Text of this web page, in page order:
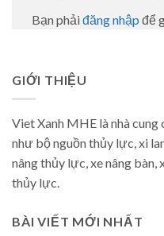
Bạn phải đăng nhập để
GIỚI THIỆU
Viet Xanh MHE là nhà
như bộ nguồn thủy lực, xi
nâng thủy lực, xe nâng bàn,
thủy lực.
BÀI VIẾT MỚI NHẤT